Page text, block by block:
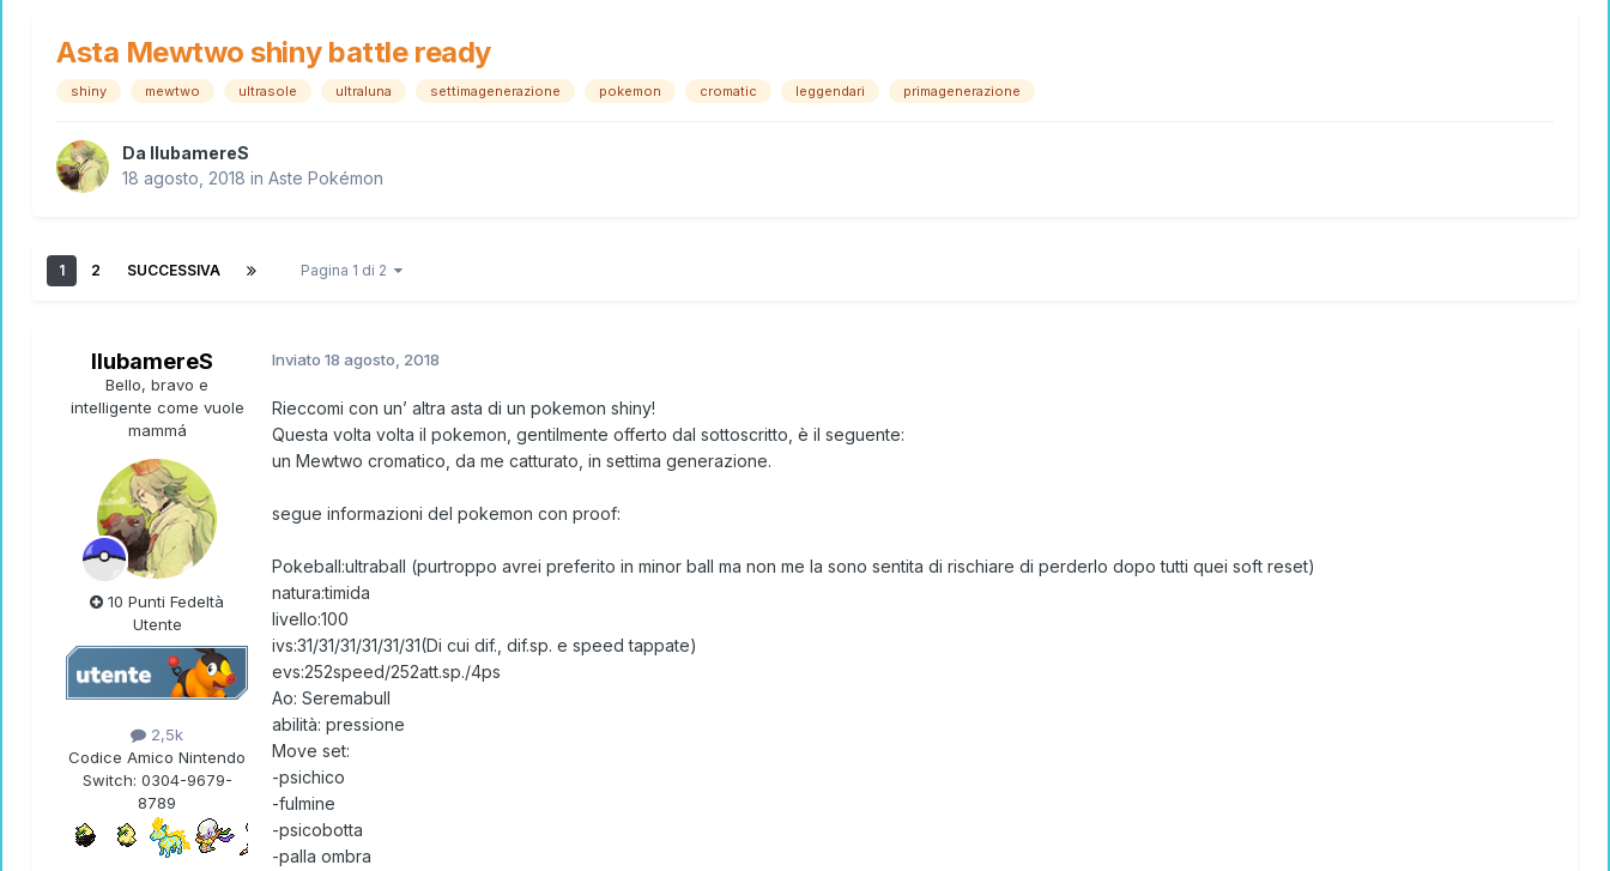
Asta Mewtwo shiny battle ready
shiny mewtwo ultrasole ultraluna settimagenerazione pokemon cromatic leggendari primagenerazione
Da llubamereS
18 agosto, 2018 in Aste Pokémon
1 2 SUCCESSIVA Pagina 1 di 2
llubamereS
Bello, bravo e
intelligente come vuole
mammá
10 Punti Fedeltà
Utente
2,5k
Codice Amico Nintendo
Switch: 0304-9679-
8789
Inviato 18 agosto, 2018
Rieccomi con un’ altra asta di un pokemon shiny!
Questa volta volta il pokemon, gentilmente offerto dal sottoscritto, è il seguente:
un Mewtwo cromatico, da me catturato, in settima generazione.
segue informazioni del pokemon con proof:
Pokeball:ultraball (purtroppo avrei preferito in minor ball ma non me la sono sentita di rischiare di perderlo dopo tutti quei soft reset)
natura:timida
livello:100
ivs:31/31/31/31/31/31(Di cui dif., dif.sp. e speed tappate)
evs:252speed/252att.sp./4ps
Ao: Seremabull
abilità: pressione
Move set:
-psichico
-fulmine
-psicobotta
-palla ombra